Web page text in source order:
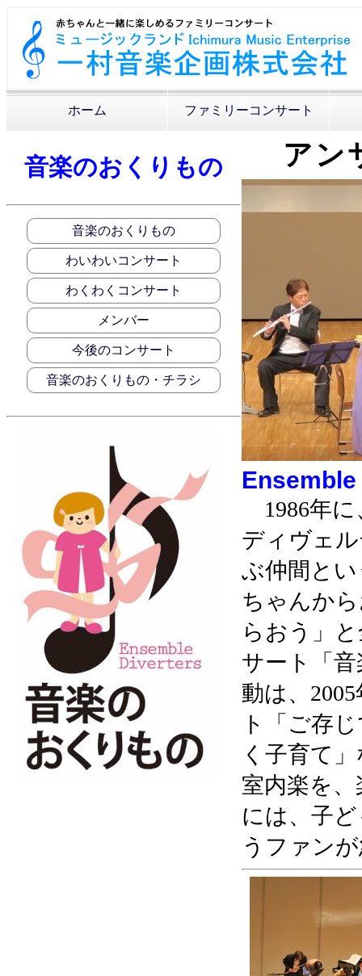
ホーム ファミリーコンサート
音楽のおくりもの
音楽のおくりもの
わいわいコンサート
わくわくコンサート
メンバー
今後のコンサート
音楽のおくりもの・チラシ
アン
1986年に
ディヴェ
ぶ仲間と
ちゃんか
らおう」
サート「
動は、
ト「ご存
く子育て
室内楽を
には、子
うファン